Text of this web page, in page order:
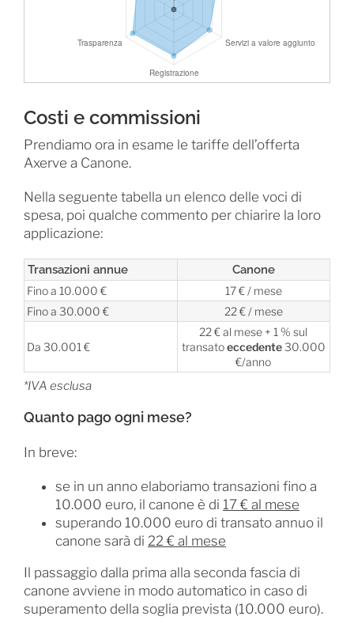
Costi e commissioni
Prendiamo ora in esame le tariffe dell’offerta
Axerve a Canone.
Nella seguente tabella un elenco delle voci di
spesa, poi qualche commento per chiarire la loro
applicazione:
Transazioni annue Canone
Fino a 10.000 €
17 € / mese
Fino a 30.000 €
22 € / mese
Da 30.001 €
22 € al mese + 1 % sul
transatoeccedente30.000
€/anno
*IVA esclusa
Quanto pago ogni mese?
In breve:
se in un anno elaboriamo transazioni fino a
10.000 euro, il canone è di 17 € al mese
superando 10.000 euro di transato annuo il
canone sarà di 22 € al mese
Il passaggio dalla prima alla seconda fascia di
canone avviene in modo automatico in caso di
superamento della soglia prevista (10.000 euro).